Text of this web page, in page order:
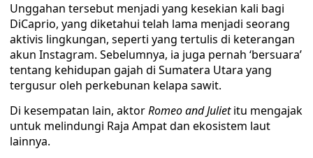
Unggahan tersebut menjadi yang kesekian kali bagi
DiCaprio, yang diketahui telah lama menjadi seorang
aktivis lingkungan, seperti yang tertulis di keterangan
akun Instagram. Sebelumnya, ia juga pernah ‘bersuara’
tentang kehidupan gajah di Sumatera Utara yang
tergusur oleh perkebunan kelapa sawit.
Di kesempatan lain, aktorRomeo and Julietitu mengajak
untuk melindungi Raja Ampat dan ekosistem laut
lainnya.